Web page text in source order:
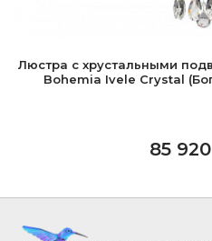
Люстра с хрустальными
Bohemia Ivele Crystal
85